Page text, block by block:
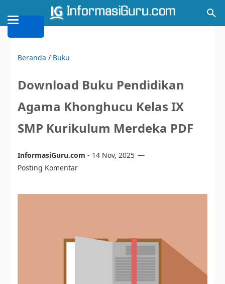
Beranda / Buku
Download Buku Pendidikan
Agama Khonghucu Kelas IX
SMP Kurikulum Merdeka PDF
InformasiGuru.com - 14 Nov, 2025
Posting Komentar